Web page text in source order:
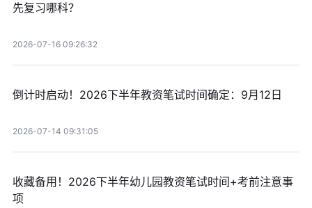
先复习哪科？
2026-07-16 09:26:32
倒计时启动！2026下半年教资笔试时间确定：9月12日
2026-07-14 09:31:05
收藏备用！2026下半年幼儿园教资笔试时间+考前注意事
项